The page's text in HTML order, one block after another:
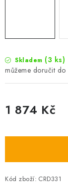
Péče o rybu
Lov s lodí
Skladem (3 ks)
1 874 Kč
Kód zboží: CRD331